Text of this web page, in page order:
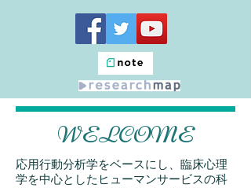
WELCOME
応用行動分析学をベースにし、臨床心理
学を中心としたヒューマンサービスの科